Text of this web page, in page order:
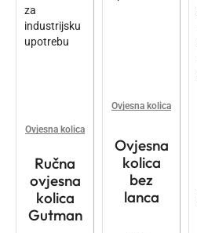
Ovjesna kolica
Ručna
ovjesna
kolica
Gutman
Ovjesna kolica
Ovjesna
kolica
bez
lanca